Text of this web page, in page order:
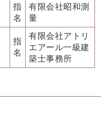
指
名
有限会社昭和測
量
指
名
有限会社アトリ
エアール一級建
築士事務所